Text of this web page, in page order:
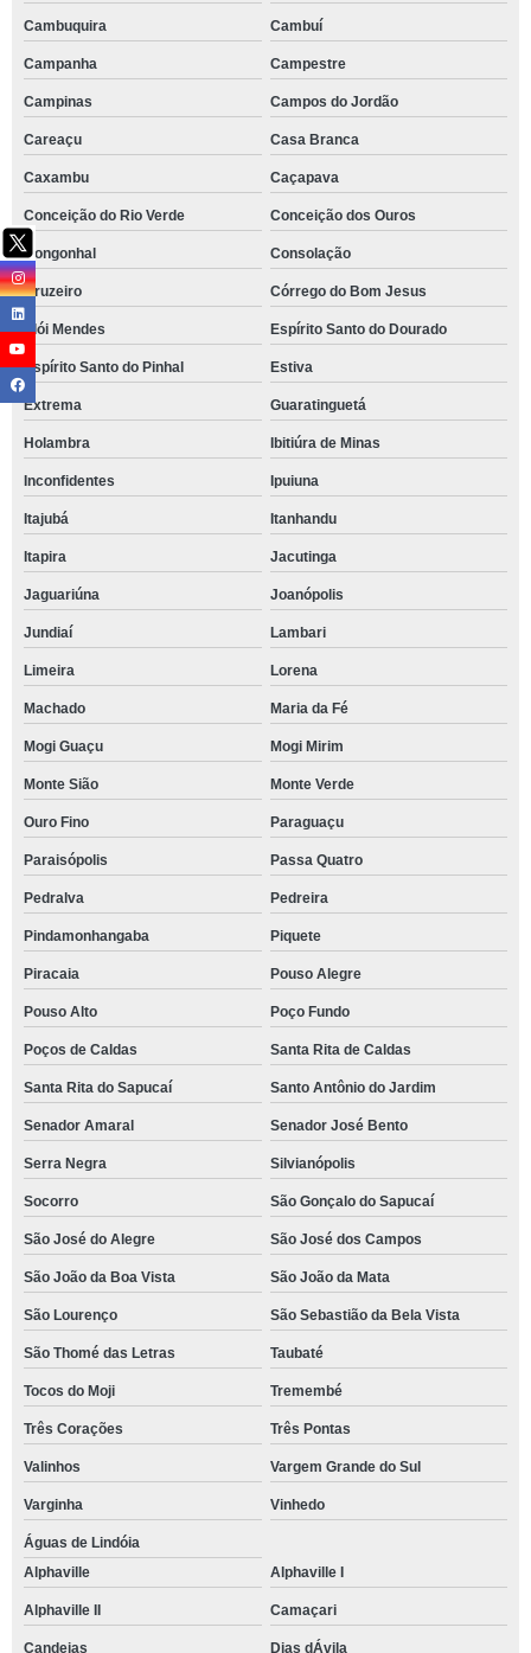
Cambuquira Cambuí
Campanha Campestre
Campinas Campos do Jordão
Careaçu Casa Branca
Caxambu Caçapava
Conceição do Rio Verde Conceição dos Ouros
Congonhal Consolação
Cruzeiro Córrego do Bom Jesus
Elói Mendes Espírito Santo do Dourado
Espírito Santo do Pinhal Estiva
Extrema Guaratinguetá
Holambra Ibitiúra de Minas
Inconfidentes Ipuiuna
Itajubá Itanhandu
Itapira Jacutinga
Jaguariúna Joanópolis
Jundiaí Lambari
Limeira Lorena
Machado Maria da Fé
Mogi Guaçu Mogi Mirim
Monte Sião Monte Verde
Ouro Fino Paraguaçu
Paraisópolis Passa Quatro
Pedralva Pedreira
Pindamonhangaba Piquete
Piracaia Pouso Alegre
Pouso Alto Poço Fundo
Poços de Caldas Santa Rita de Caldas
Santa Rita do Sapucaí Santo Antônio do Jardim
Senador Amaral Senador José Bento
Serra Negra Silvianópolis
Socorro São Gonçalo do Sapucaí
São José do Alegre São José dos Campos
São João da Boa Vista São João da Mata
São Lourenço São Sebastião da Bela Vista
São Thomé das Letras Taubaté
Tocos do Moji Tremembé
Três Corações Três Pontas
Valinhos Vargem Grande do Sul
Varginha Vinhedo
Águas de Lindóia
Alphaville
Alphaville I
Alphaville II Camaçari
Candeias Dias dÁvila